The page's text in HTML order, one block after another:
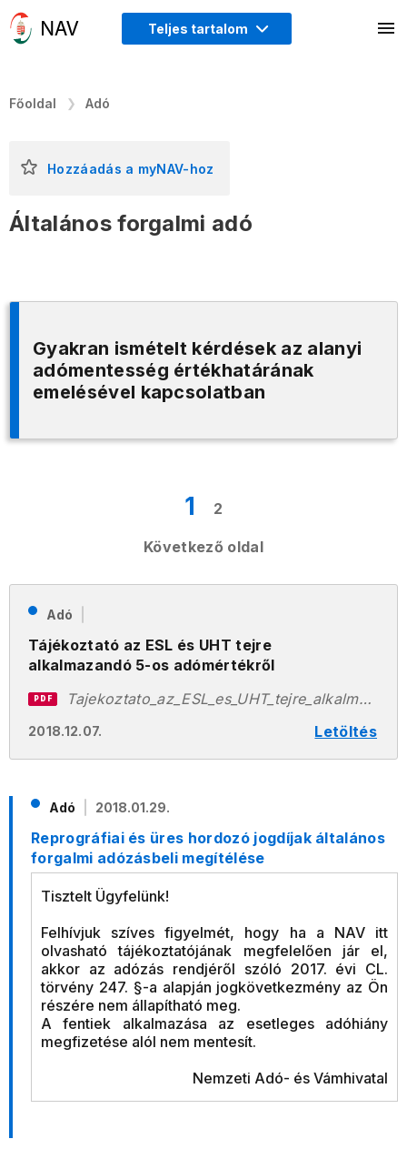
Teljes tartalom
Főoldal Adó
Általános forgalmi adó
Hozzáadás a myNAV-hoz
Gyakran ismételt kérdések az alanyi
adómentesség értékhatárának
emelésével kapcsolatban
1 2
Következő oldal
Adó
Tájékoztató az ESL és UHT tejre
alkalmazandó 5-os adómértékről
2018.12.07. Letöltés
PDF Tajekoztato_az_ESL_es_UHT_tejre_alkalmazando_5_os_adomertekr_l.pdf
Adó 2018.01.29.
Reprográfiai és üres hordozó jogdíjak általános
forgalmi adózásbeli megítélése
Tisztelt Ügyfelünk!
Felhívjuk szíves figyelmét, hogy ha a NAV itt
olvasható tájékoztatójának megfelelően jár el,
akkor az adózás rendjéről szóló 2017. évi CL.
törvény 247. §-a alapján jogkövetkezmény az Ön
részére nem állapítható meg.
A fentiek alkalmazása az esetleges adóhiány
megfizetése alól nem mentesít.
Nemzeti Adó- és Vámhivatal